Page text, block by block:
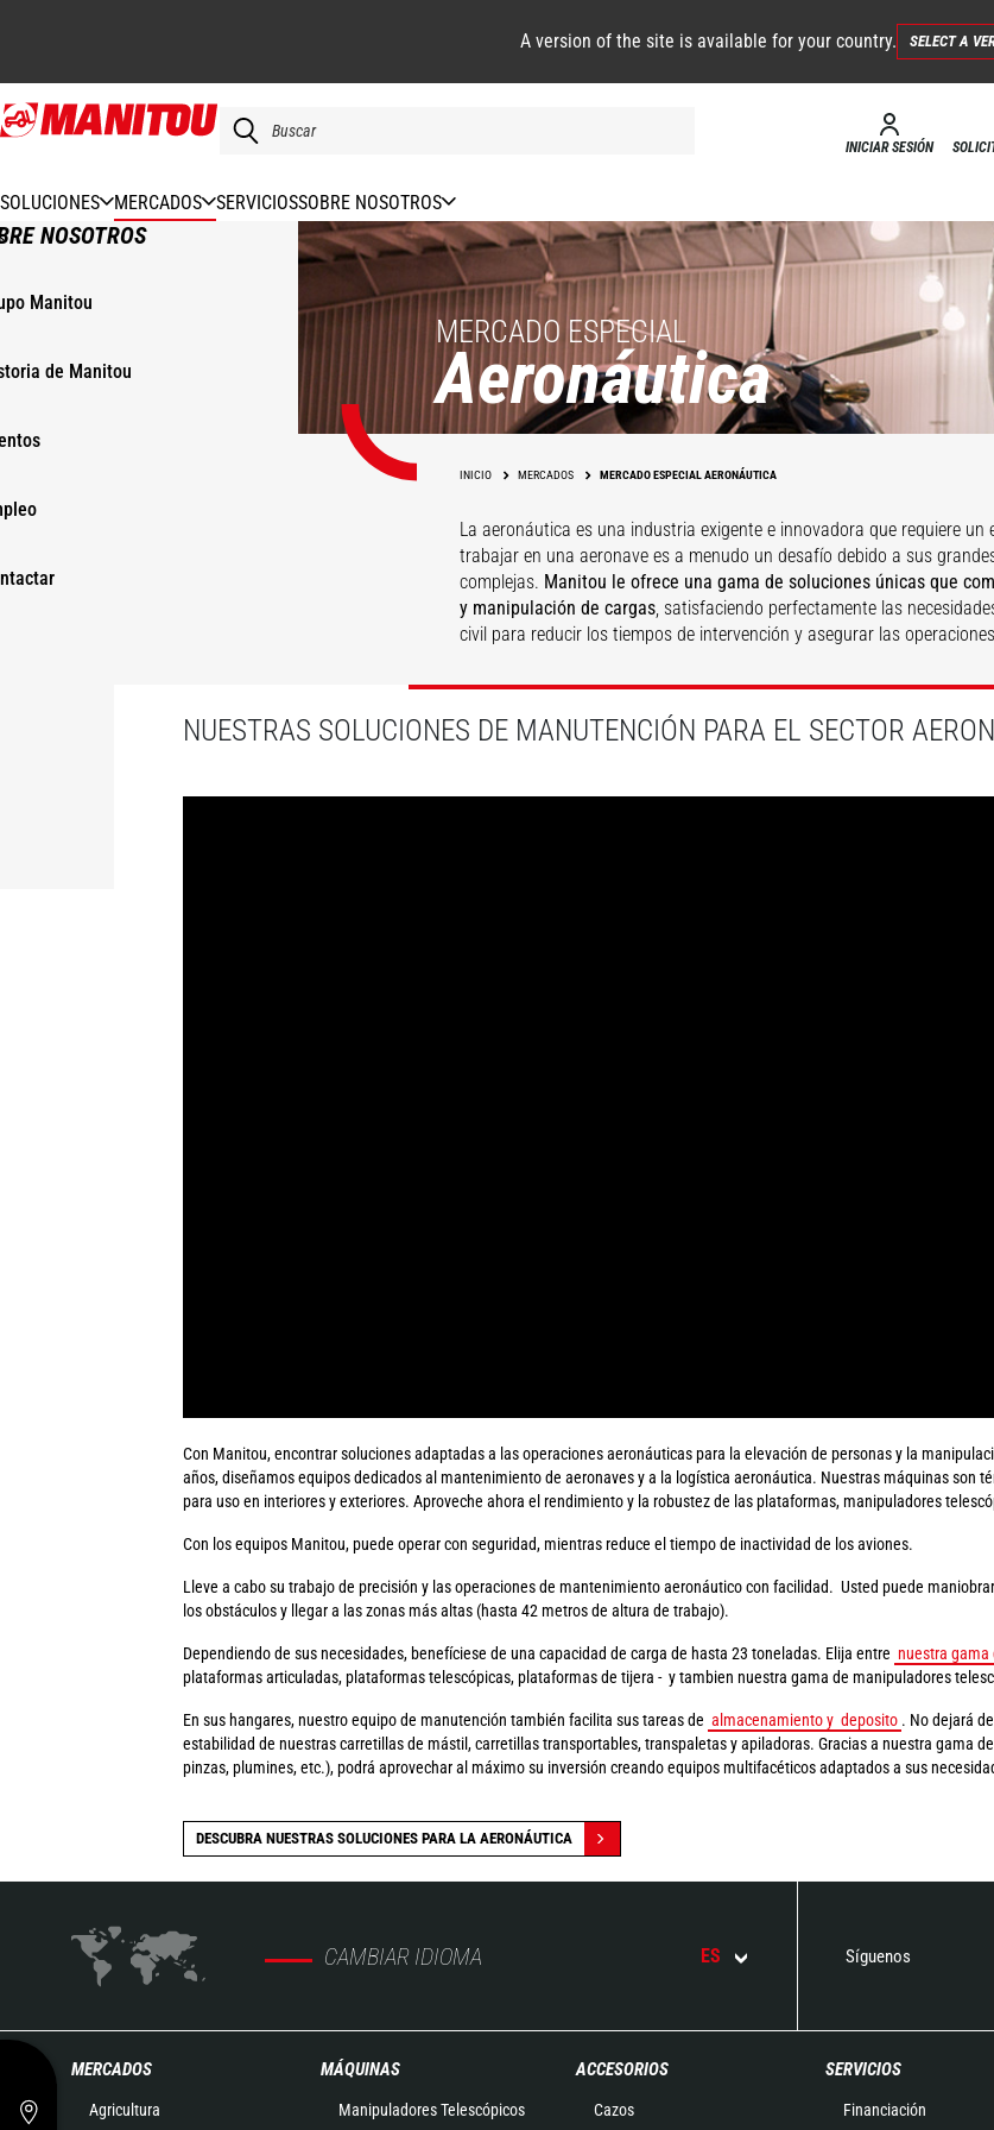
Pasar
al
A version of the site is available for your country. SELECT A
INICIAR SESIÓN
SOLUCIONES MERCADOS SERVICIOSSOBRE NOSOTROS
NOSOTROS
Manitou
de Manitou
MERCADO ESPECIAL
Aeronáutica
INICIO MERCADOS MERCADO ESPECIAL AERONÁUTICA
La aeronáutica es una industria exigente e innovadora que requiere un
trabajar en una aeronave es a menudo un desafío debido a sus
complejas. Manitou le ofrece una gama de soluciones únicas que
y manipulación de cargas, satisfaciendo perfectamente las
civil para reducir los tiempos de intervención y asegurar las
acceso a las
NUESTRAS SOLUCIONES DE MANUTENCIÓN PARA EL SECTOR
Con Manitou, encontrar soluciones adaptadas a las operaciones aeronáuticas para la elevación de personas y la
años, diseñamos equipos dedicados al mantenimiento de aeronaves y a la logística aeronáutica. Nuestras máquinas son
para uso en interiores y exteriores. Aproveche ahora el rendimiento y la robustez de las plataformas, manipuladores
Con los equipos Manitou, puede operar con seguridad, mientras reduce el tiempo de inactividad de los aviones.
Lleve a cabo su trabajo de precisión y las operaciones de mantenimiento aeronáutico con facilidad. Usted puede
los obstáculos y llegar a las zonas más altas (hasta 42 metros de altura de trabajo).
Dependiendo de sus necesidades, benefíciese de una capacidad de carga de hasta 23 toneladas. Elija entre nuestra
plataformas articuladas, plataformas telescópicas, plataformas de tijera - y tambien nuestra gama de manipuladores
En sus hangares, nuestro equipo de manutención también facilita sus tareas de almacenamiento y deposito . No dejará
estabilidad de nuestras carretillas de mástil, carretillas transportables, transpaletas y apiladoras. Gracias a nuestra gama
pinzas, plumines, etc.), podrá aprovechar al máximo su inversión creando equipos multifacéticos adaptados a sus
DESCUBRA NUESTRAS SOLUCIONES PARA LA AERONÁUTICA
CAMBIAR IDIOMA ES Síguenos
MERCADOS
Agricultura
MÁQUINAS
Manipuladores Telescópicos
ACCESORIOS
Cazos
SERVICIOS
Financiación